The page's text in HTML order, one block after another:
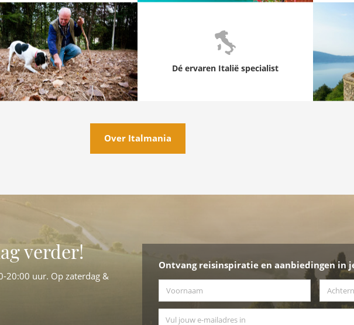
Dé ervaren Italië specialist
Over Italmania
verder!
20:00 uur. Op zaterdag &
Ontvang reisinspiratie en aanbiedingen in